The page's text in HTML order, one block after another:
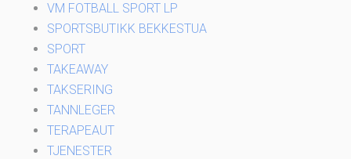
VM FOTBALL SPORT LP
SPORTSBUTIKK BEKKESTUA
SPORT
TAKEAWAY
TAKSERING
TANNLEGER
TERAPEAUT
TJENESTER